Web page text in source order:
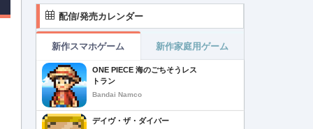
配信/発売カレンダー
新作スマホゲーム 新作家庭用ゲーム
ONE PIECE 海のごちそうレス
トラン
Bandai Namco
デイヴ・ザ・ダイバー